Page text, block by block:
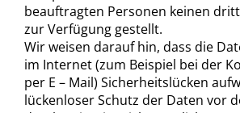
beauftragten Personen keinen
zur Verfügung gestellt.
Wir weisen darauf hin, dass die
im Internet (zum Beispiel bei der
per E – Mail) Sicherheitslücken
lückenloser Schutz der Daten vor